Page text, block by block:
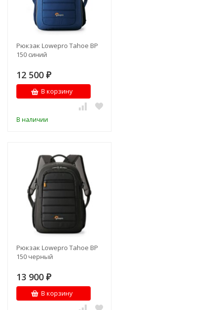
Рюкзак Lowepro Tahoe BP
150 синий
12 500 ₽
В корзину
В наличии
Рюкзак Lowepro Tahoe BP
150 черный
13 900 ₽
В корзину